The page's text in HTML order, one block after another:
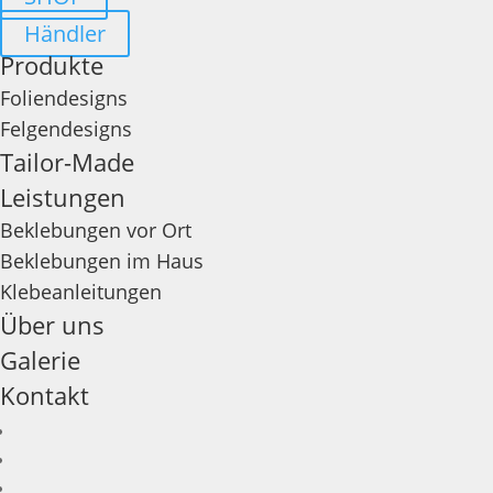
Händler
Produkte
Foliendesigns
Felgendesigns
Tailor-Made
Leistungen
Beklebungen vor Ort
Beklebungen im Haus
Klebeanleitungen
Über uns
Galerie
Kontakt